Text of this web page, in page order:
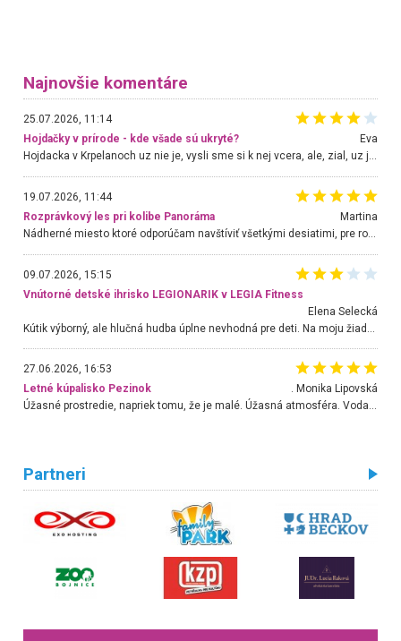
Najnovšie komentáre
25.07.2026, 11:14
Hojdačky v prírode - kde všade sú ukryté?
Eva
Hojdacka v Krpelanoch uz nie je, vysli sme si k nej vcera, ale, zial, uz je znicena. Ak sem planujete cestu len kvoli hojdacke, mozete si ju usetrit. Krasny vyhlad je tu vsak aj bez hojdacky :-)
19.07.2026, 11:44
Rozprávkový les pri kolibe Panoráma
Martina
Nádherné miesto ktoré odporúčam navštíviť všetkými desiatimi, pre rodiny s deťmi, dôchodcom... Proste a jednoducho ozaj rozprávkový les.. určite ešte prídeme. Odniesli sme si na pamiatku krásne tričká,
09.07.2026, 15:15
Vnútorné detské ihrisko LEGIONARIK v LEGIA Fitness
Elena Selecká
27.06.2026, 16:53
Letné kúpalisko Pezinok
. Monika Lipovská
Úžasné prostredie, napriek tomu, že je malé. Úžasná atmosféra. Voda fantastická a nádherná. Ľudí je pomerne veľa, ale su mili a ohľaduplní. Je veľmi zaujímavé sledovať, ako dokážu spolu športovať cudzí ľudia a bez ohľadu na vek. Vládne tu pohoda. Vnuka neviem dostať z vody. Ďakujem za krásny deň . Urcite sa sem vrátim. Jediný problém je s parkovaním, ale aj ten sa mi podarilo vyriešiť. Monika Bratislava
Partneri